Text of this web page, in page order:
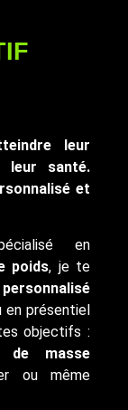
leur
leur santé.
et
en
poids, je te
en présentiel
objectifs :
de masse
ou même